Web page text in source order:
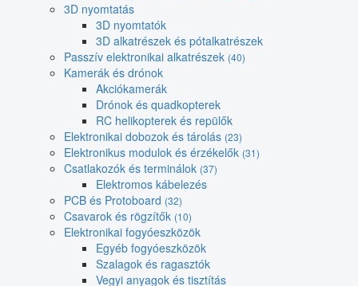
3D nyomtatás
3D nyomtatók
3D alkatrészek és pótalkatrészek
Passzív elektronikai alkatrészek (40)
Kamerák és drónok
Akciókamerák
Drónok és quadkopterek
RC helikopterek és repülők
Elektronikai dobozok és tárolás (23)
Elektronikus modulok és érzékelők (31)
Csatlakozók és terminálok (37)
Elektromos kábelezés
PCB és Protoboard (32)
Csavarok és rögzítők (10)
Elektronikai fogyóeszközök
Egyéb fogyóeszközök
Szalagok és ragasztók
Vegyi anyagok és tisztítás